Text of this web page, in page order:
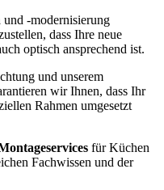
und -modernisierung
dass Ihre neue
optisch ansprechend ist.
und unserem
wir Ihnen, dass Ihr
Rahmen umgesetzt
für Küchen
Fachwissen und der